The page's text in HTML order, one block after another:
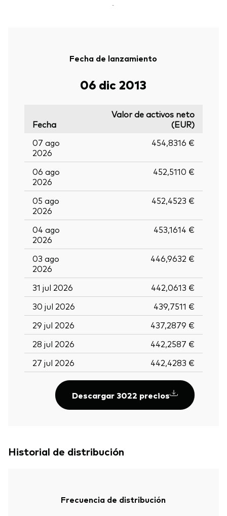
-
Fecha de lanzamiento
06 dic 2013
Fecha
Valor de activos neto
(EUR)
07 ago
2026
454,8316 €
06 ago
2026
452,5110 €
05 ago
2026
452,4523 €
04 ago
2026
453,1614 €
03 ago
2026
446,9632 €
31 jul 2026
442,0613 €
30 jul 2026
439,7511 €
29 jul 2026
437,2879 €
28 jul 2026
442,2587 €
27 jul 2026
442,4283 €
Descargar 3022 precios
Historial de distribución
Frecuencia de distribución